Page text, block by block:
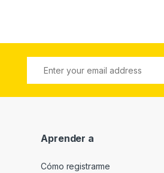
Aprender a
Cómo registrarme